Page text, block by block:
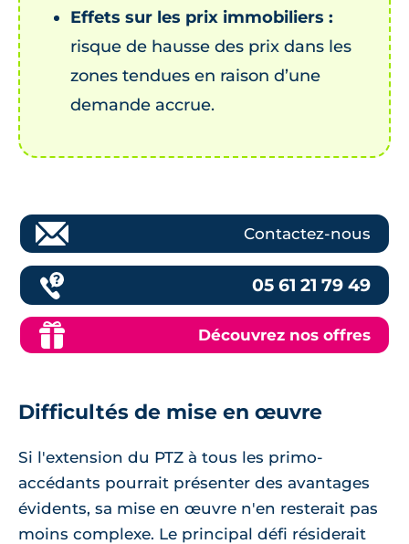
Effets sur les prix immobiliers :
risque de hausse des prix dans les
zones tendues en raison d’une
demande accrue.
Contactez-nous
05 61 21 79 49
Découvrez nos offres
Difficultés de mise en œuvre
Si l'extension du PTZ à tous les primo-
accédants pourrait présenter des avantages
évidents, sa mise en œuvre n'en resterait pas
moins complexe. Le principal défi résiderait